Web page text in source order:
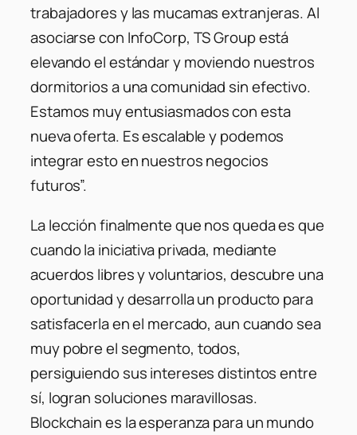
trabajadores y las mucamas extranjeras. Al
asociarse con InfoCorp, TS Group está
elevando el estándar y moviendo nuestros
dormitorios a una comunidad sin efectivo.
Estamos muy entusiasmados con esta
nueva oferta. Es escalable y podemos
integrar esto en nuestros negocios
futuros”.
La lección finalmente que nos queda es que
cuando la iniciativa privada, mediante
acuerdos libres y voluntarios, descubre una
oportunidad y desarrolla un producto para
satisfacerla en el mercado, aun cuando sea
muy pobre el segmento, todos,
persiguiendo sus intereses distintos entre
sí, logran soluciones maravillosas.
Blockchain es la esperanza para un mundo